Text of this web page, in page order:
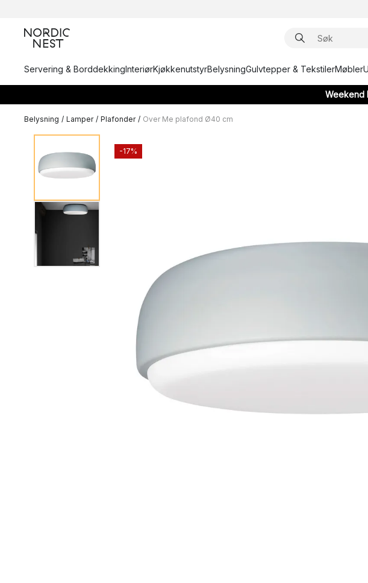
Servering & BorddekkingInteriørKjøkkenutstyrBelysningGulvtepper & TekstilerMøbler
Weekend
Belysning / Lamper / Plafonder / Over Me plafond Ø40 cm
-17%